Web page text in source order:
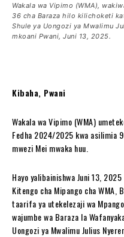
Wakala wa Vipimo (WMA),
36 cha Baraza hilo kilichoketi
Shule ya Uongozi ya Mwalimu
mkoani Pwani, Juni 13, 2025.
Kibaha, Pwani
Wakala wa Vipimo (WMA)
Fedha 2024/2025 kwa asilimia
mwezi Mei mwaka huu.
Hayo yalibainishwa Juni 13,
Kitengo cha Mipango cha WMA,
taarifa ya utekelezaji wa
wajumbe wa Baraza la
Uongozi ya Mwalimu Julius